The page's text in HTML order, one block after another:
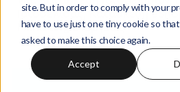
site. But in order to comply with your
have to use just one tiny cookie so
asked to make this choice again.
Accept
Ιστοσελίδας, Κατασκευή
Marketing ενέργειες